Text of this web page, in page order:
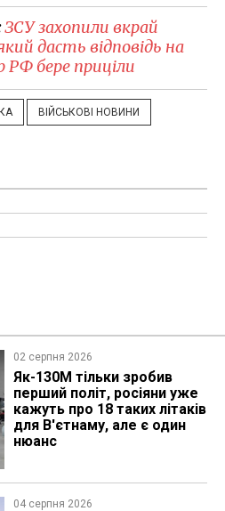
ЗСУ захопили вкрай
дасть відповідь на
бере приціли
ВІЙСЬКОВІ НОВИНИ
02 серпня 2026
Як-130М тільки зробив
перший політ, росіяни уже
кажуть про 18 таких літаків
для В'єтнаму, але є один
нюанс
04 серпня 2026